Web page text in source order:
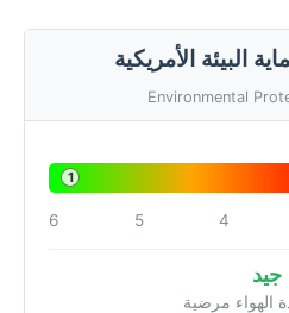
البيئة الأمريكية
Environmental
1
4
5
6
جيد
الهواء مرضية